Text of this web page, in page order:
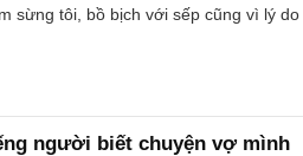
sừng tôi, bồ bịch với sếp cũng vì lý do
người biết chuyện vợ mình